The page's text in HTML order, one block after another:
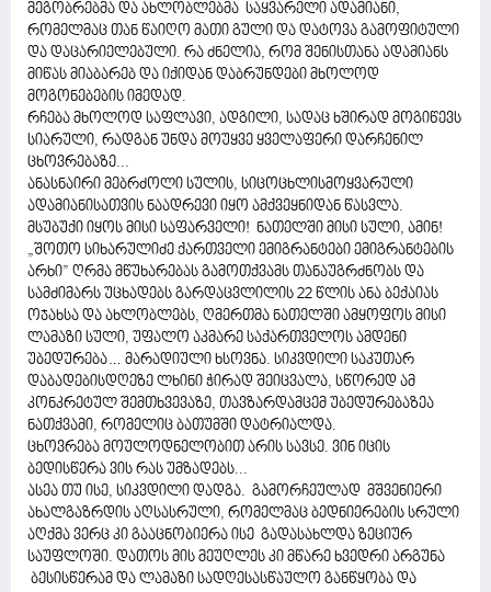
მეგობრებმა და ახლობლებმა საყვარელი ადამიანი,
რომელმაც თან წაიღო მათი გული და დატოვა გამოფიტული
და დაცარიელებული. რა ძნელია, რომ შენისთანა ადამიანს
მიწას მიაბარებ და იქიდან დაბრუნდები მხოლოდ
მოგონებების იმედად.
რჩება მხოლოდ საფლავი, ადგილი, სადაც ხშირად მოგიწევს
სიარული, რადგან უნდა მოუყვე ყველაფერი დარჩენილ
ცხოვრებაზე...
ანასნაირი მებრძოლი სულის, სიცოცხლისმოყვარული
ადამიანისათვის ნაადრევი იყო ამქვეყნიდან წასვლა.
მსუბუქი იყოს მისი საფარველი! ნათელში მისი სული, ამინ!
„შოთო სიხარულიძე ქართველი ემიგრანტები ემიგრანტების
არხი” ღრმა მწუხარებას გამოთქვამს თანაუგრძნობს და
სამძიმარს უცხადებს გარდაცვლილის 22 წლის ანა ბექაიას
ოჯახსა და ახლობლებს, ღმერთმა ნათელში ამყოფოს მისი
ლამაზი სული, უფალო აკმარე საქართველოს ამდენი
უბედურება… მარადიული ხსოვნა. სიკვდილი საკუთარ
დაბადებისდღეზე ლხინი ჭირად შეიცვალა, სწორედ ამ
კონკრეტულ შემთხვევაზე, თავზარდამცემ უბედურებაზეა
ნათქვამი, რომელიც ბათუმში დატრიალდა.
ცხოვრება მოულოდნელობით არის სავსე. ვინ იცის
ბედისწერა ვის რას უმზადებს...
ასეა თუ ისე, სიკვდილი დადგა. გამორჩეულად მშვენიერი
ახალგაზრდის აღსასრული, რომელმაც ბედნიერების სრული
აღქმა ვერც კი გააცნობიერა ისე გადასახლდა ზეციურ
საუფლოში. დათოს მის მეუღლეს კი მწარე ხვედრი არგუნა
ბესისწერამ და ლამაზი სადღესასწაულო განწყობა და